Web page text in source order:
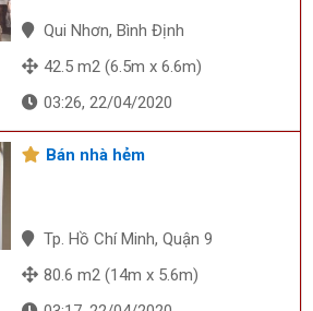
Qui Nhơn, Bình Định
42.5 m2 (6.5m x 6.6m)
03:26, 22/04/2020
Bán nhà hẻm
Tp. Hồ Chí Minh, Quận 9
80.6 m2 (14m x 5.6m)